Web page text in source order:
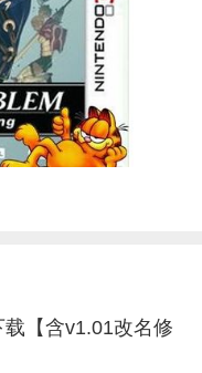
【含v1.01改名修